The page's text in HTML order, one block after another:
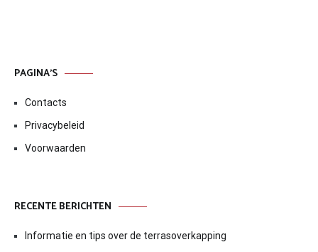
PAGINA’S
Contacts
Privacybeleid
Voorwaarden
RECENTE BERICHTEN
Informatie en tips over de terrasoverkapping